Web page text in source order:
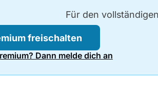
Für den
freischalten
Dann melde dich an